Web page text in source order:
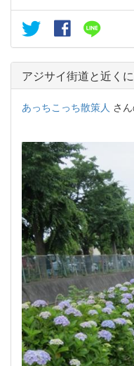
アジサイ街道と近く
あっちこっち散策人 さ